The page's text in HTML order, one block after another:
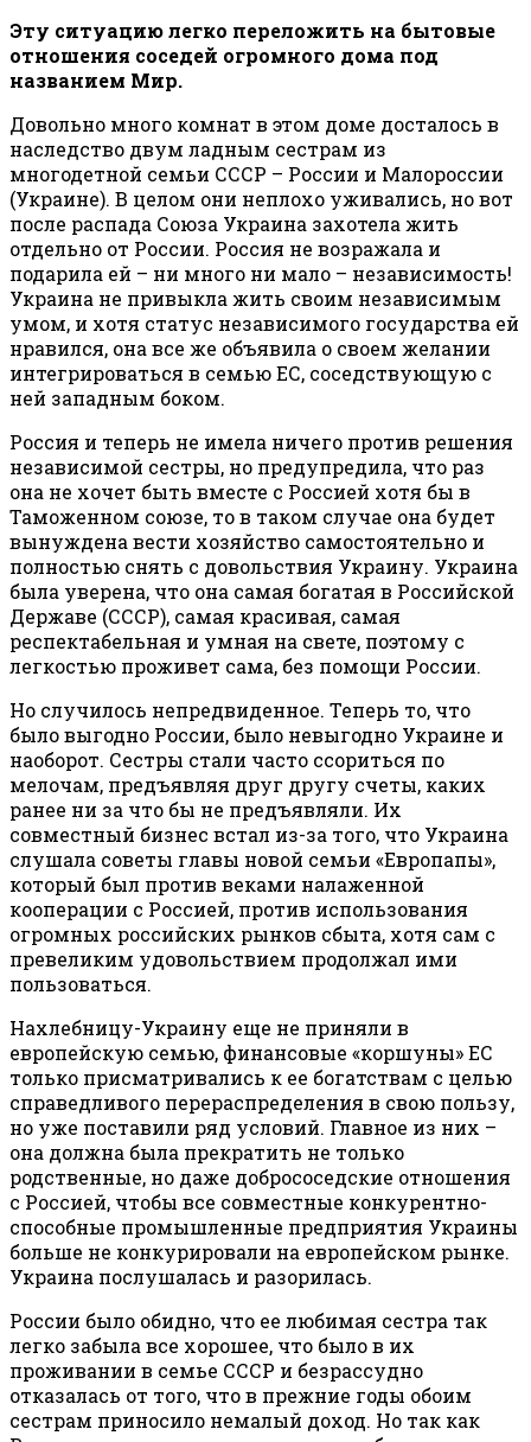
Эту ситуацию легко переложить на бытовые
отношения соседей огромного дома под
названием Мир.
Довольно много комнат в этом доме досталось в
наследство двум ладным сестрам из
многодетной семьи СССР – России и Малороссии
(Украине). В целом они неплохо уживались, но вот
после распада Союза Украина захотела жить
отдельно от России. Россия не возражала и
подарила ей – ни много ни мало – независимость!
Украина не привыкла жить своим независимым
умом, и хотя статус независимого государства ей
нравился, она все же объявила о своем желании
интегрироваться в семью ЕС, соседствующую с
ней западным боком.
Россия и теперь не имела ничего против решения
независимой сестры, но предупредила, что раз
она не хочет быть вместе с Россией хотя бы в
Таможенном союзе, то в таком случае она будет
вынуждена вести хозяйство самостоятельно и
полностью снять с довольствия Украину. Украина
была уверена, что она самая богатая в Российской
Державе (СССР), самая красивая, самая
респектабельная и умная на свете, поэтому с
легкостью проживет сама, без помощи России.
Но случилось непредвиденное. Теперь то, что
было выгодно России, было невыгодно Украине и
наоборот. Сестры стали часто ссориться по
мелочам, предъявляя друг другу счеты, каких
ранее ни за что бы не предъявляли. Их
совместный бизнес встал из-за того, что Украина
слушала советы главы новой семьи «Европапы»,
который был против веками налаженной
кооперации с Россией, против использования
огромных российских рынков сбыта, хотя сам с
превеликим удовольствием продолжал ими
пользоваться.
Нахлебницу-Украину еще не приняли в
европейскую семью, финансовые «коршуны» ЕС
только присматривались к ее богатствам с целью
справедливого перераспределения в свою пользу,
но уже поставили ряд условий. Главное из них –
она должна была прекратить не только
родственные, но даже добрососедские отношения
с Россией, чтобы все совместные конкурентно-
способные промышленные предприятия Украины
больше не конкурировали на европейском рынке.
Украина послушалась и разорилась.
России было обидно, что ее любимая сестра так
легко забыла все хорошее, что было в их
проживании в семье СССР и безрассудно
отказалась от того, что в прежние годы обоим
сестрам приносило немалый доход. Но так как